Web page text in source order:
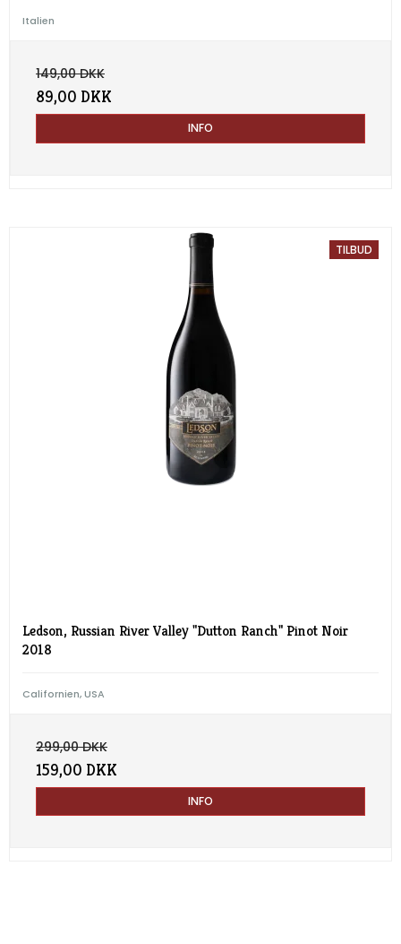
Italien
149,00 DKK
89,00 DKK
INFO
TILBUD
Ledson, Russian River Valley "Dutton Ranch" Pinot Noir
2018
Californien, USA
299,00 DKK
159,00 DKK
INFO